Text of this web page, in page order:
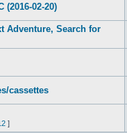
(2016-02-20)
Adventure, Search for
cassettes
]